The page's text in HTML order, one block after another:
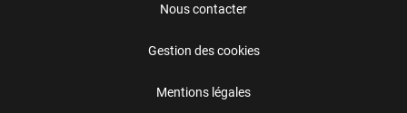
Nous contacter
Gestion des cookies
Mentions légales